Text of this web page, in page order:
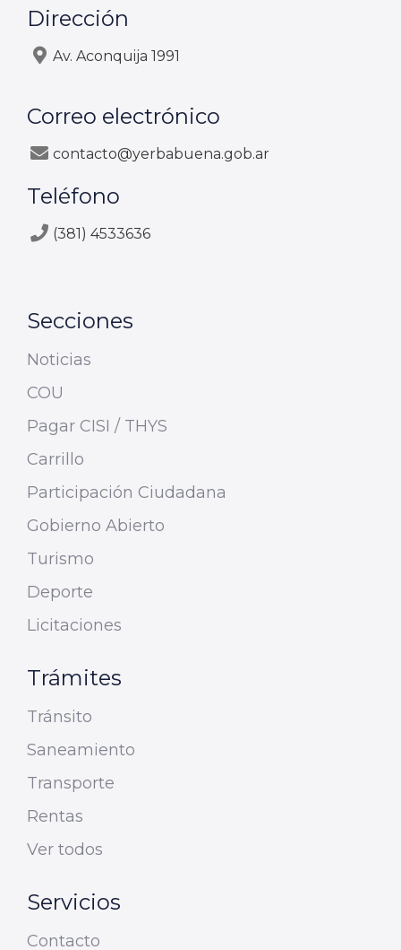
Dirección
Av. Aconquija 1991
Correo electrónico
contacto@yerbabuena.gob.ar
Teléfono
(381) 4533636
Secciones
Noticias
COU
Pagar CISI / THYS
Carrillo
Participación Ciudadana
Gobierno Abierto
Turismo
Deporte
Licitaciones
Trámites
Tránsito
Saneamiento
Transporte
Rentas
Ver todos
Servicios
Contacto